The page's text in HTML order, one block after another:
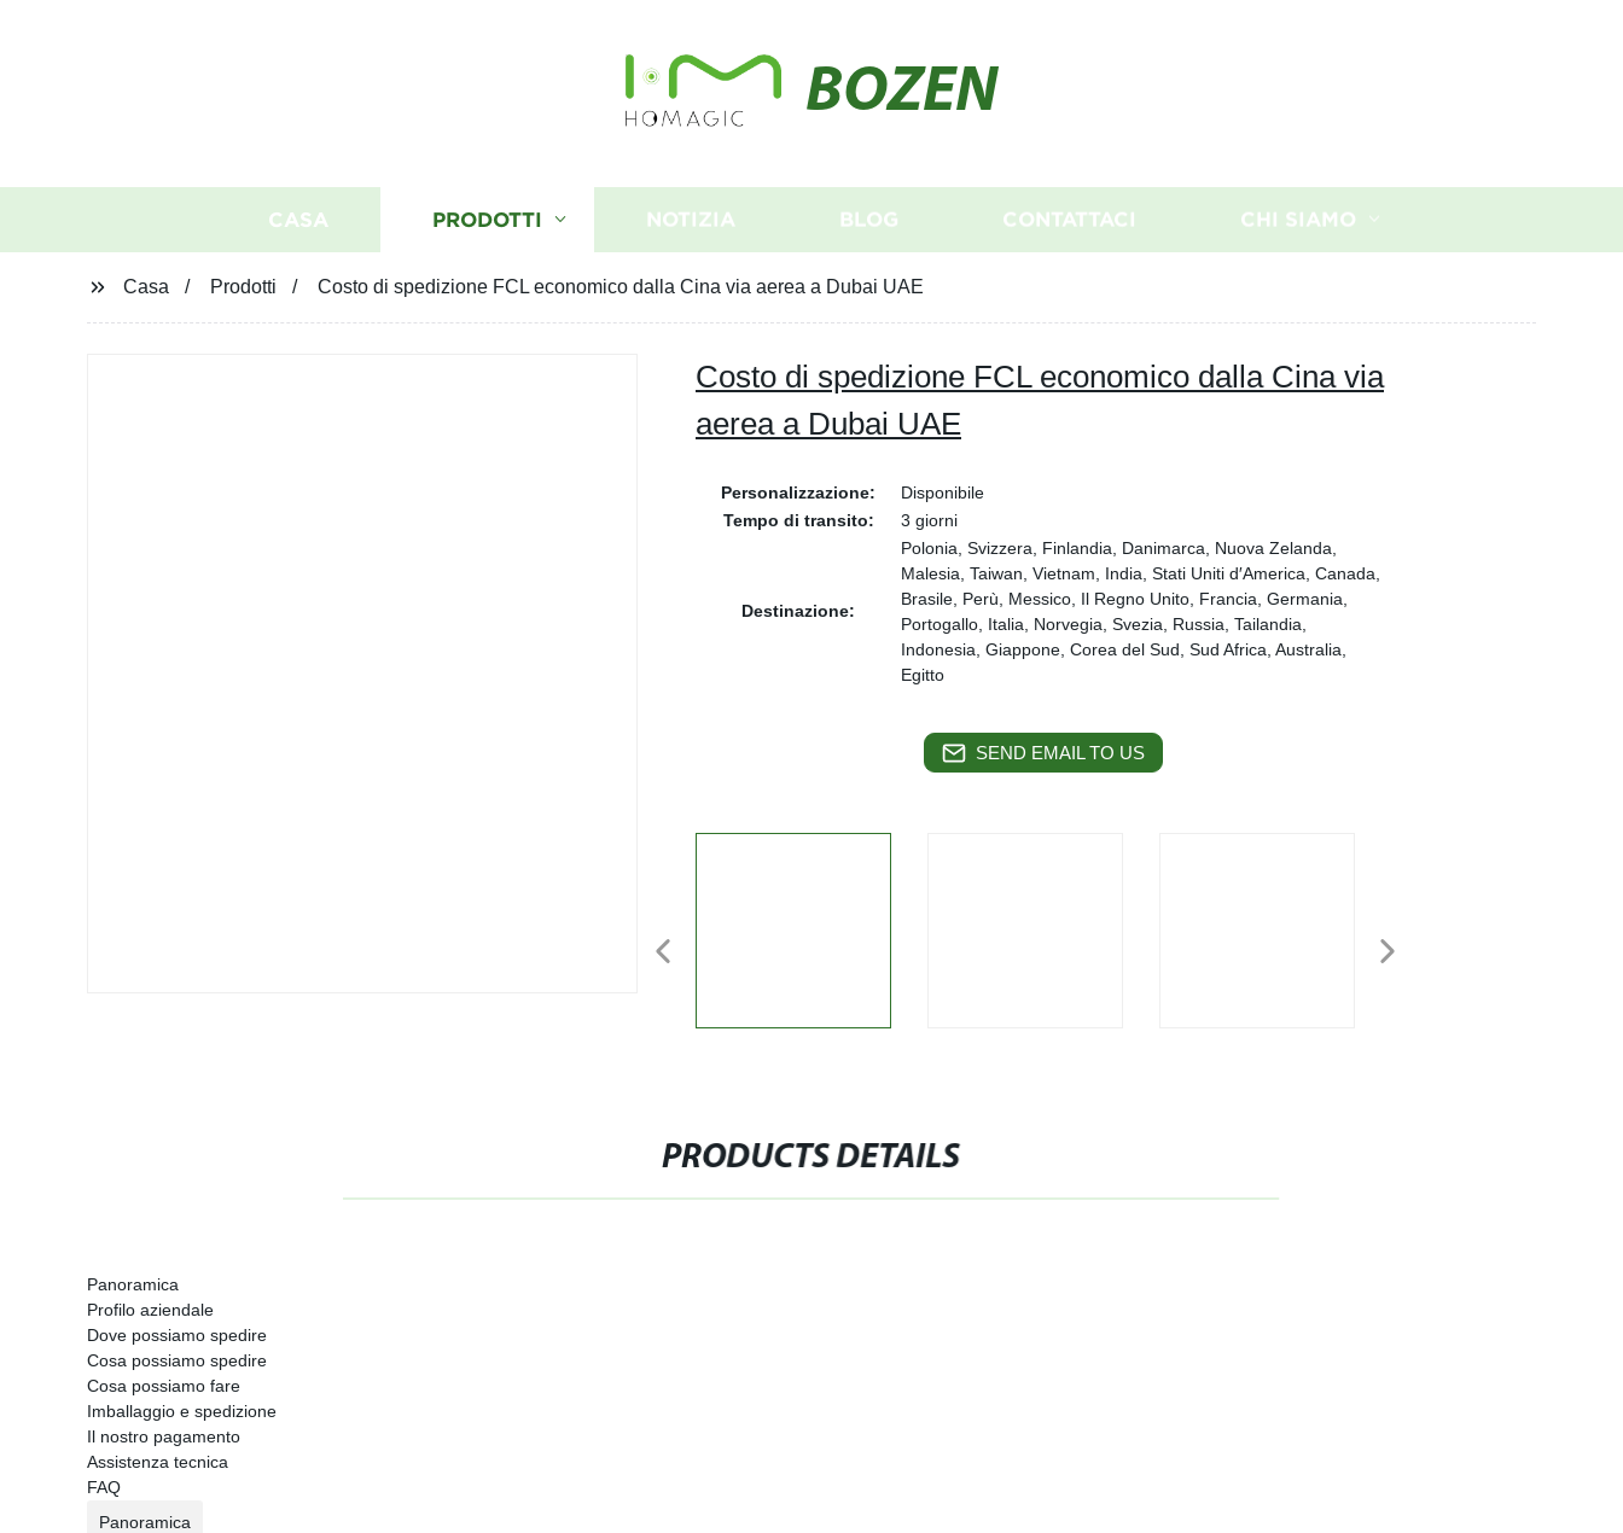
BOZEN
CASA PRODOTTI NOTIZIA BLOG CONTATTACI CHI SIAMO
Casa Prodotti Costo di spedizione FCL economico dalla Cina via aerea a Dubai UAE
Costo di spedizione FCL economico dalla Cina via
aerea a Dubai UAE
Personalizzazione:
Disponibile
Tempo di transito:
3 giorni
Destinazione:
Polonia, Svizzera, Finlandia, Danimarca, Nuova Zelanda,
Malesia, Taiwan, Vietnam, India, Stati Uniti d′America, Canada,
Brasile, Perù, Messico, Il Regno Unito, Francia, Germania,
Portogallo, Italia, Norvegia, Svezia, Russia, Tailandia,
Indonesia, Giappone, Corea del Sud, Sud Africa, Australia,
Egitto
SEND EMAIL TO US
PRODUCTS DETAILS
Panoramica
Profilo aziendale
Dove possiamo spedire
Cosa possiamo spedire
Cosa possiamo fare
Imballaggio e spedizione
Il nostro pagamento
Assistenza tecnica
FAQ
Panoramica